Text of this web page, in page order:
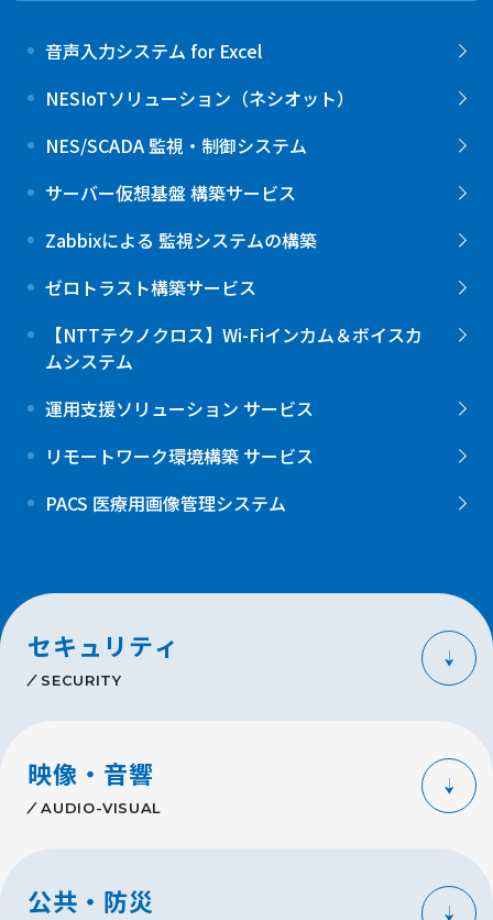
音声入力システム for Excel
NESIoTソリューション（ネシオット）
NES/SCADA 監視・制御システム
サーバー仮想基盤 構築サービス
Zabbixによる 監視システムの構築
ゼロトラスト構築サービス
【NTTテクノクロス】Wi-Fiインカム＆ボイスカ
ムシステム
運用支援ソリューション サービス
リモートワーク環境構築 サービス
PACS 医療用画像管理システム
セキュリティ
SECURITY
映像・音響
AUDIO-VISUAL
公共・防災